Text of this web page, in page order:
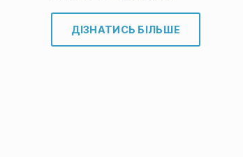
ДІЗНАТИСЬ БІЛЬШЕ